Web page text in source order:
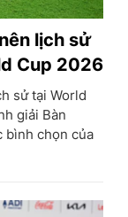
lịch sử
Cup 2026
sử tại World
giải Bàn
bình chọn của